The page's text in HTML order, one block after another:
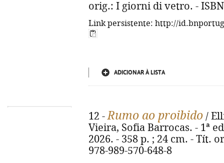
orig.: I giorni di vetro. - ISBN
Link persistente: http://
ADICIONAR À LISTA
12 -Rumo ao proibido /
Vieira, Sofia Barrocas. - 1ª
2026. - 358 p. ; 24 cm. - Tít.
978-989-570-648-8